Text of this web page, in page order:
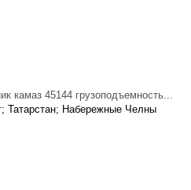
камаз 45144 грузоподъемность...
Татарстан; Набережные Челны